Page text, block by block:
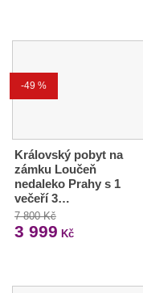
-49 %
Královský pobyt na
zámku Loučeň
nedaleko Prahy s 1
večeří 3…
7 800 Kč
3 999 Kč